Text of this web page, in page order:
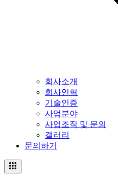
회사소개
회사연혁
기술인증
사업분야
사업조직 및 문의
갤러리
문의하기